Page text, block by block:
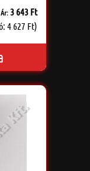
Ár:3 643 Ft
4 627 Ft)